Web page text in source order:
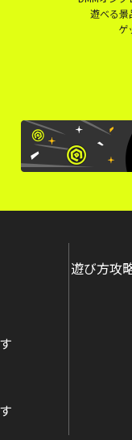
遊べる景
ゲ
遊び方攻